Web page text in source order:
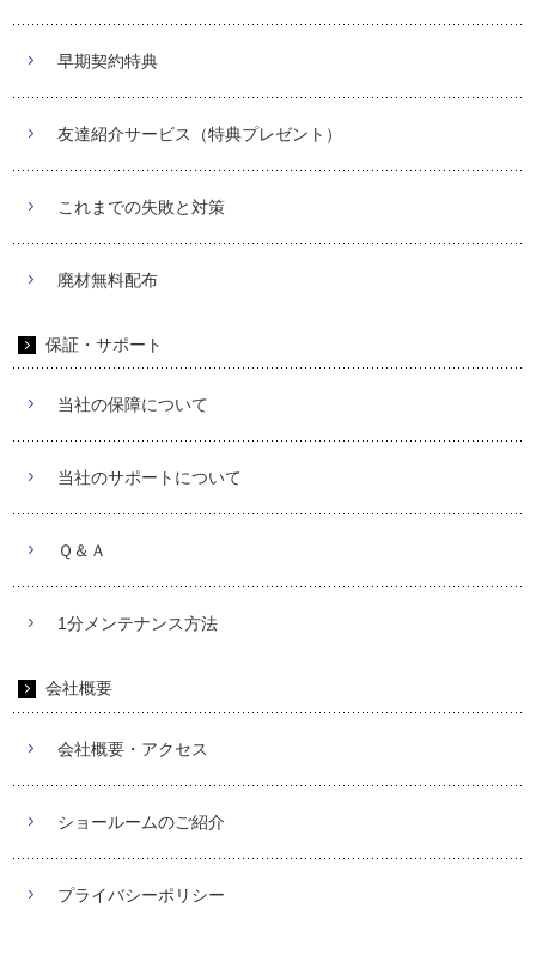
早期契約特典
友達紹介サービス（特典プレゼント）
これまでの失敗と対策
廃材無料配布
保証・サポート
当社の保障について
当社のサポートについて
Ｑ＆Ａ
1分メンテナンス方法
会社概要
会社概要・アクセス
ショールームのご紹介
プライバシーポリシー